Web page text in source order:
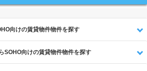
向けの賃貸物件物件を探す
SOHO向けの賃貸物件物件を探す